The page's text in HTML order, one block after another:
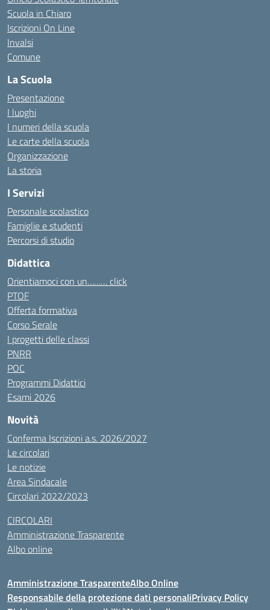
Scuola in Chiaro
Iscrizioni On Line
Invalsi
Comune
La Scuola
Presentazione
I luoghi
I numeri della scuola
Le carte della scuola
Organizzazione
La storia
I Servizi
Personale scolastico
Famiglie e studenti
Percorsi di studio
Didattica
Orientiamoci con un……… click
PTOF
Offerta formativa
Corso Serale
I progetti delle classi
PNRR
POC
Programmi Didattici
Esami 2026
Novità
Conferma Iscrizioni a.s. 2026/2027
Le circolari
Le notizie
Area Sindacale
Circolari 2022/2023
CIRCOLARI
Amministrazione Trasparente
Albo online
Amministrazione TrasparenteAlbo Online
Responsabile della protezione dati personaliPrivacy Policy